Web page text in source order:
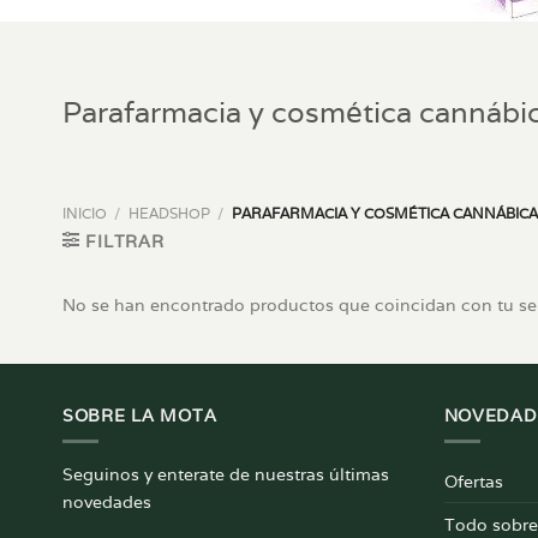
Parafarmacia y cosmética
INICIO / HEADSHOP / PARAFARMACIA Y COSMÉTICA CANNÁBICA
FILTRAR
No se han encontrado productos que coincidan con tu
SOBRE LA MOTA
Seguinos y enterate de nuestras últimas
novedades
Ofertas
Todo